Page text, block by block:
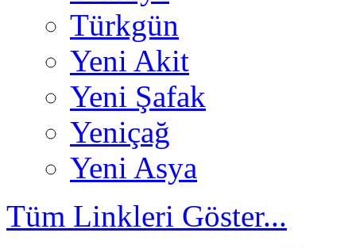
Türkgün
Yeni Akit
Yeni Şafak
Yeniçağ
Yeni Asya
Tüm Linkleri Göster...